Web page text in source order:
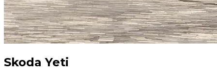
Skoda Yeti